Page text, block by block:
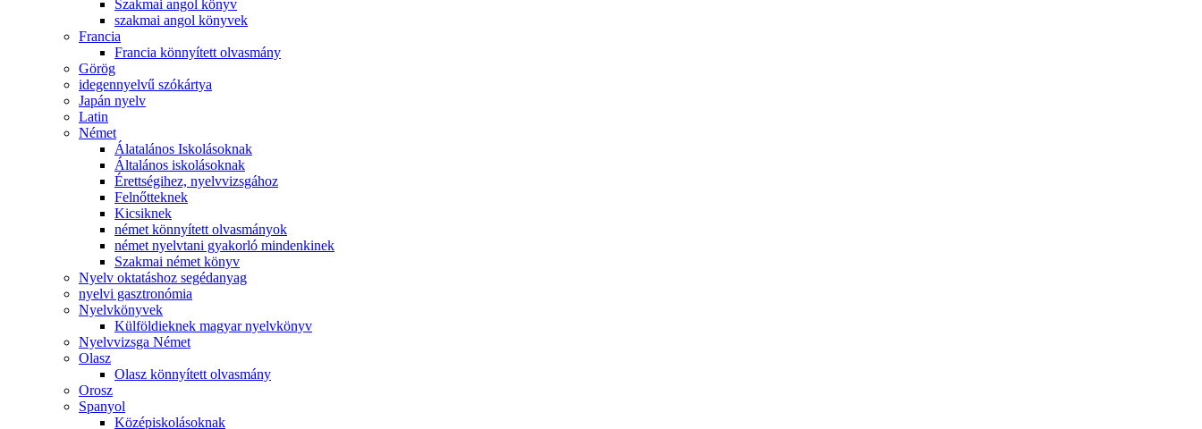
Szakmai angol könyv
szakmai angol könyvek
Francia
Francia könnyített olvasmány
Görög
idegennyelvű szókártya
Japán nyelv
Latin
Német
Álatalános Iskolásoknak
Általános iskolásoknak
Érettségihez, nyelvvizsgához
Felnőtteknek
Kicsiknek
német könnyített olvasmányok
német nyelvtani gyakorló mindenkinek
Szakmai német könyv
Nyelv oktatáshoz segédanyag
nyelvi gasztronómia
Nyelvkönyvek
Külföldieknek magyar nyelvkönyv
Nyelvvizsga Német
Olasz
Olasz könnyített olvasmány
Orosz
Spanyol
Középiskolásoknak